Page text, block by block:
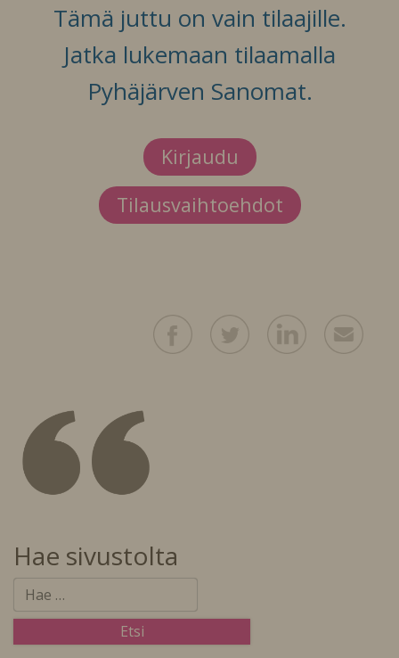
Tämä juttu on vain tilaajille.
Jatka lukemaan tilaamalla
Pyhäjärven Sanomat.
Kirjaudu
Tilausvaihtoehdot
Hae sivustolta